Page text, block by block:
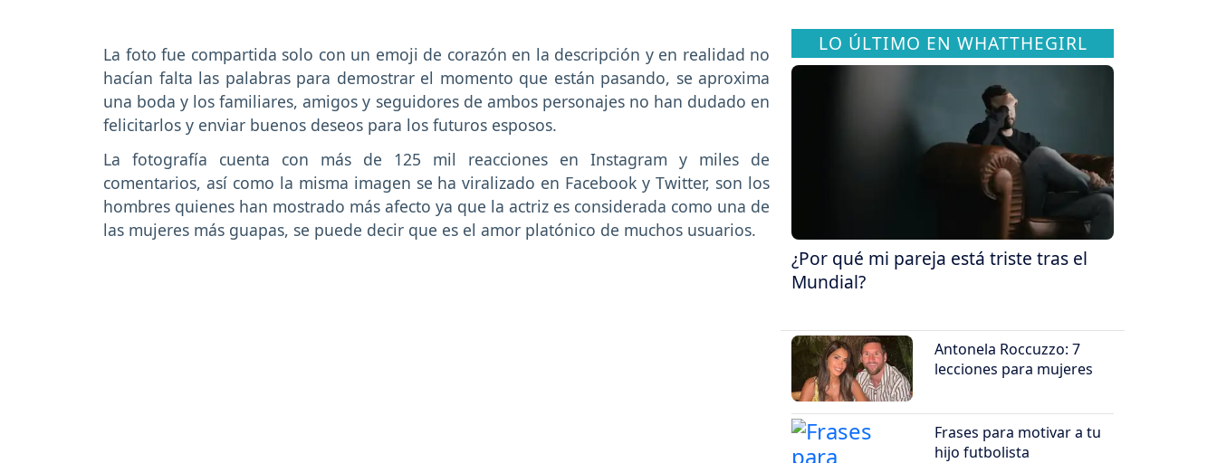
La foto fue compartida solo con un emoji de corazón en la descripción y en realidad no
hacían falta las palabras para demostrar el momento que están pasando, se aproxima
una boda y los familiares, amigos y seguidores de ambos personajes no han dudado en
felicitarlos y enviar buenos deseos para los futuros esposos.
La fotografía cuenta con más de 125 mil reacciones en Instagram y miles de
comentarios, así como la misma imagen se ha viralizado en Facebook y Twitter, son los
hombres quienes han mostrado más afecto ya que la actriz es considerada como una de
las mujeres más guapas, se puede decir que es el amor platónico de muchos usuarios.
LO ÚLTIMO EN WHATTHEGIRL
¿Por qué mi pareja está triste tras el
Mundial?
Antonela Roccuzzo: 7
lecciones para mujeres
Frases para motivar a tu
hijo futbolista